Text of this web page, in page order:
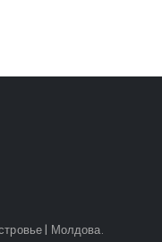
| Молдова.